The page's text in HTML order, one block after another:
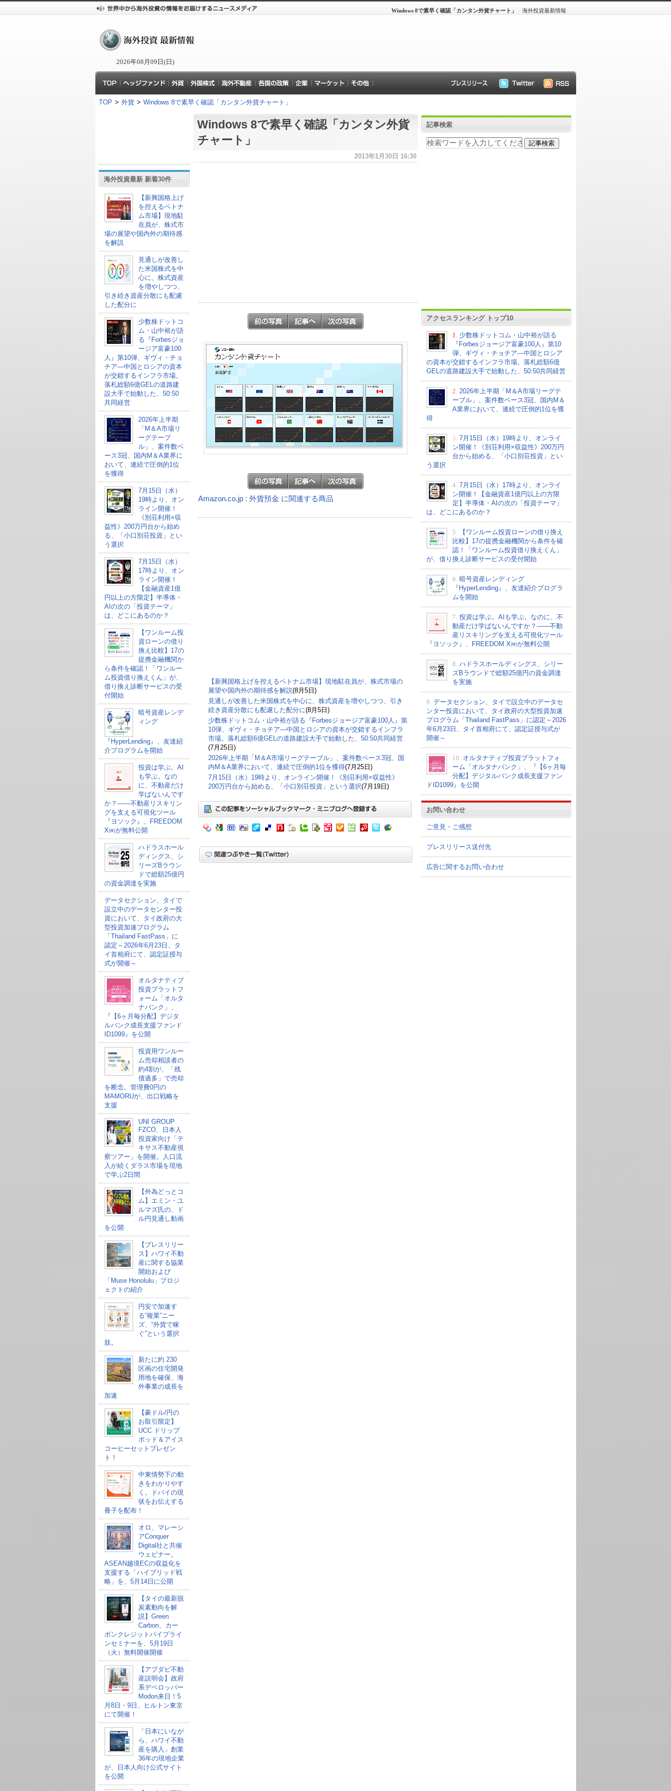
2026年08月09日(日)
海外投資最新情報
Windows 8で素早く確認「カンタン外貨チャート」
TOP > 外貨 > Windows 8で素早く確認「カンタン外貨チャート」
海外投資最新 新着30件
【新興国格上げ
を控えるベトナ
ム市場】現地駐
在員が、株式市
場の展望や国内外の期待感
を解説
見通しが改善し
た米国株式を中
心に、株式資産
を増やしつつ、
引き続き資産分散にも配慮
した配分に
少数株ドットコ
ム・山中裕が語
る『Forbesジョ
ージア富豪100
人』第10弾、ギヴィ・チョ
チア―中国とロシアの資本
が交錯するインフラ市場。
落札総額6億GELの道路建
設大手で始動した、50:50
共同経営
2026年上半期
「M＆A市場リ
ーグテーブ
ル」、案件数ベ
ース3冠、国内M＆A業界に
おいて、連続で圧倒的1位
を獲得
7月15日（水）
19時より、オン
ライン開催！
《別荘利用×収
益性》200万円台から始め
る、「小口別荘投資」とい
う選択
7月15日（水）
17時より、オン
ライン開催！
【金融資産1億
円以上の方限定】半導体・
AIの次の「投資テーマ」
は、どこにあるのか？
【ワンルーム投
資ローンの借り
換え比較】17の
提携金融機関か
ら条件を確認！「ワンルー
ム投資借り換えくん」が、
借り換え診断サービスの受
付開始
暗号資産レンデ
ィング
『HyperLending』、友達紹
介プログラムを開始
投資は学ぶ。AI
も学ぶ。なの
に、不動産だけ
学ばないんです
か？——不動産リスキリン
グを支える可視化ツール
『ヨソック』、FREEDOM
X㈱が無料公開
ハドラスホール
ディングス、シ
リーズBラウン
ドで総額25億円
の資金調達を実施
データセクション、タイで
設立中のデータセンター投
資において、タイ政府の大
型投資加速プログラム
「Thailand FastPass」に
認定～2026年6月23日、タ
イ首相府にて、認定証授与
式が開催～
オルタナティブ
投資プラットフ
ォーム「オルタ
ナバンク」、
『【6ヶ月毎分配】デジタ
ルバンク成長支援ファンド
ID1099』を公開
投資用ワンルー
ム売却相談者の
約4割が、「残
債過多」で売却
を断念。管理費0円の
MAMORUが、出口戦略を
支援
UNI GROUP
FZCO、日本人
投資家向け「テ
キサス不動産視
察ツアー」を開催。人口流
入が続くダラス市場を現地
で学ぶ2日間
【外為どっとコ
ム】エミン・ユ
ルマズ氏の、ド
ル円見通し動画
を公開
【プレスリリー
ス】ハワイ不動
産に関する協業
開始および
「Muse Honolulu」プロジ
ェクトの紹介
円安で加速す
る“複業”ニー
ズ、“外貨で稼
ぐ”という選択
肢。
新たに約 230
区画の住宅開発
用地を確保、海
外事業の成長を
加速
【豪ドル/円の
お取引限定】
UCC ドリップ
ポッド＆アイス
コーヒーセットプレゼン
ト！
中東情勢下の動
きをわかりやす
く。ドバイの現
状をお伝えする
冊子を配布！
オロ、マレーシ
アConquer
Digital社と共催
ウェビナー。
ASEAN越境ECの収益化を
支援する「ハイブリッド戦
略」を、5月14日に公開
【タイの最新脱
炭素動向を解
説】Green
Carbon、カー
ボンクレジットパイプライ
ンセミナーを、5月19日
（火）無料開催開催
【アブダビ不動
産説明会】政府
系デベロッパー
Modon来日！5
月8日・9日、ヒルトン東京
にて開催！
「日本にいなが
ら、ハワイ不動
産を購入」創業
36年の現地企業
が、日本人向け公式サイト
を公開
Windows 8で素早く確認「カンタン外貨
チャート」
2013年1月30日 16:30
Amazon.co.jp : 外貨預金 に関連する商品
【新興国格上げを控えるベトナム市場】現地駐在員が、株式市場の
展望や国内外の期待感を解説(8月5日)
見通しが改善した米国株式を中心に、株式資産を増やしつつ、引き
続き資産分散にも配慮した配分に(8月5日)
少数株ドットコム・山中裕が語る『Forbesジョージア富豪100人』第
10弾、ギヴィ・チョチア―中国とロシアの資本が交錯するインフラ
市場。落札総額6億GELの道路建設大手で始動した、50:50共同経営
(7月25日)
2026年上半期「M＆A市場リーグテーブル」、案件数ベース3冠、国
内M＆A業界において、連続で圧倒的1位を獲得(7月25日)
7月15日（水）19時より、オンライン開催！《別荘利用×収益性》
200万円台から始める、「小口別荘投資」という選択(7月19日)
記事検索
アクセスランキング トップ10
1.
少数株ドットコム・山中裕が語る
『Forbesジョージア富豪100人』第10
弾、ギヴィ・チョチア―中国とロシア
の資本が交錯するインフラ市場。落札総額6億
GELの道路建設大手で始動した、50:50共同経営
2. 2026年上半期「M＆A市場リーグテ
ーブル」、案件数ベース3冠、国内M＆
A業界において、連続で圧倒的1位を獲
得
3. 7月15日（水）19時より、オンライ
ン開催！《別荘利用×収益性》200万円
台から始める、「小口別荘投資」とい
う選択
4. 7月15日（水）17時より、オンライ
ン開催！【金融資産1億円以上の方限
定】半導体・AIの次の「投資テーマ」
は、どこにあるのか？
5.
【ワンルーム投資ローンの借り換え
比較】17の提携金融機関から条件を確
認！「ワンルーム投資借り換えくん」
が、借り換え診断サービスの受付開始
6. 暗号資産レンディング
『HyperLending』、友達紹介プログラ
ムを開始
7. 投資は学ぶ。AIも学ぶ。なのに、不
動産だけ学ばないんですか？——不動
産リスキリングを支える可視化ツール
『ヨソック』、FREEDOM X㈱が無料公開
8. ハドラスホールディングス、シリー
ズBラウンドで総額25億円の資金調達
を実施
9. データセクション、タイで設立中のデータセ
ンター投資において、タイ政府の大型投資加速
プログラム「Thailand FastPass」に認定～2026
年6月23日、タイ首相府にて、認定証授与式が
開催～
10. オルタナティブ投資プラットフォ
ーム「オルタナバンク」、『【6ヶ月毎
分配】デジタルバンク成長支援ファン
ドID1099』を公開
お問い合わせ
ご意見・ご感想
プレスリリース送付先
広告に関するお問い合わせ